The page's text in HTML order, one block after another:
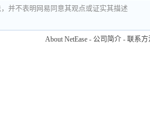
并不表明网易同意其观点或证实其描述
About NetEase - 公司简介 - 联系方